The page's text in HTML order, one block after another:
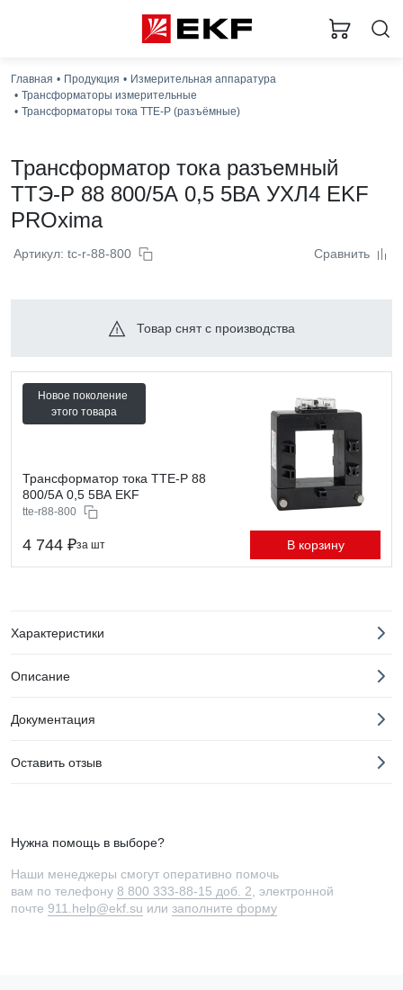
Главная Продукция
Измерительная аппаратура
Трансформаторы измерительные
Трансформаторы тока ТТЕ-Р (разъёмные)
Трансформатор тока разъемный
ТТЭ-Р 88 800/5А 0,5 5ВА УХЛ4 EKF
PROxima
Артикул: tc-r-88-800 Сравнить
Товар снят с производства
Новое поколение
этого товара
Трансформатор тока ТТЕ-Р 88
800/5А 0,5 5ВА EKF
tte-r88-800
4 744 ₽за шт В корзину
Характеристики
Описание
Документация
Оставить отзыв
Нужна помощь в выборе?
Наши менеджеры смогут оперативно помочь
вам по телефону 8 800 333-88-15 доб. 2 , электронной
почте 911.help@ekf.su или заполните форму